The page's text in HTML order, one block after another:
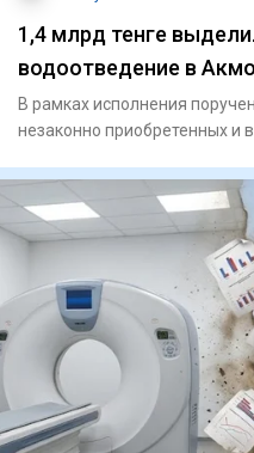
1,4 млрд тенге
водоотведение в
В рамках исполнения
незаконно приобретенных и